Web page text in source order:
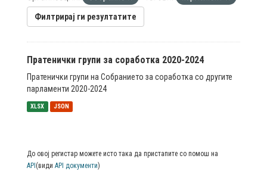
Филтрирај ги резултатите
Пратенички групи за соработка 2020-2024
Пратенички групи на Собранието за соработка со другите
парламенти 2020-2024
XLSX JSON
До овој регистар можете исто така да пристапите со помош на
API (види API документи)